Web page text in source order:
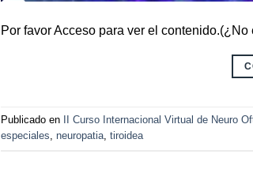
Por favor Acceso para ver el contenido.(¿No
Publicado en II Curso Internacional Virtual de Neuro
especiales, neuropatia, tiroidea